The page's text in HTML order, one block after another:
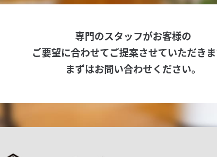
専門のスタッフがお客様の
ご要望に合わせてご提案させていただき
まずはお問い合わせください。